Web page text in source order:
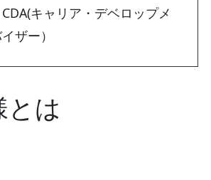
キャリア・デベロップメ
ザー）
とは